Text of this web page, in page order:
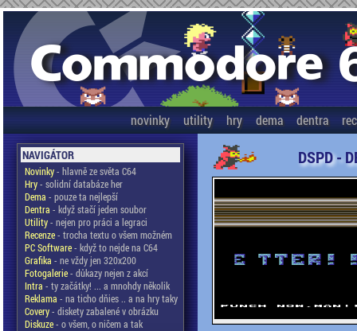
novinky utility hry dema dentra
NAVIGÁTOR
Novinky- hlavně ze světa C64
Hry- solidní databáze her
Dema - pouze ta nejlepší
Dentra - když stačí jeden soubor
Utility- nejen pro práci a legraci
Recenze- trocha textu o všem možném
PC Software- když to nejde na C64
Grafika - ne vždy jen 320x200
Fotogalerie- důkazy nejen z akcí
Intra - ty začátky! ... a mnohdy několik
Reklama - na ticho dňies .. a na hry taky
Covery- diskety zabalené v obrázku
Diskuze- o všem, o ničem a tak
DSPD -